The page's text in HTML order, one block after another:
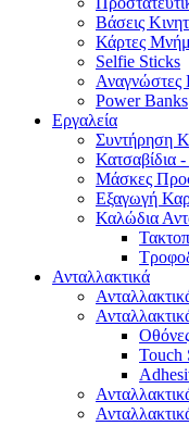
Βάσεις
Κάρτες
Selfie Sticks
Power Banks
Εργαλεία
Συντήρηση
Κατσαβίδια
Μάσκες
Εξαγωγή
Καλώδια
Ανταλλακτικά
Touch